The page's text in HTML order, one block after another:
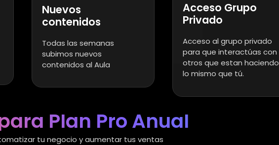
Nuevos
contenidos
Todas las semanas
subimos nuevos
contenidos al Aula
Acceso Grupo
Privado
Acceso al grupo privado
para que interactúas con
otros que estan haciendo
lo mismo que tú.
Plan Pro Anual
tu negocio y aumentar tus ventas